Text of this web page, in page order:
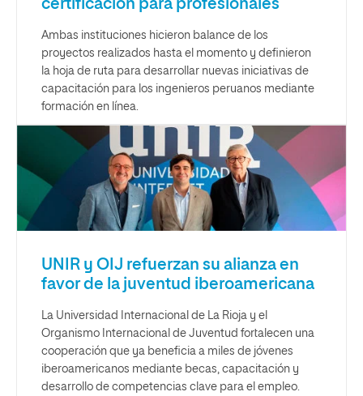
certificación para profesionales
Ambas instituciones hicieron balance de los
proyectos realizados hasta el momento y definieron
la hoja de ruta para desarrollar nuevas iniciativas de
capacitación para los ingenieros peruanos mediante
formación en línea.
UNIR y OIJ refuerzan su alianza en
favor de la juventud iberoamericana
La Universidad Internacional de La Rioja y el
Organismo Internacional de Juventud fortalecen una
cooperación que ya beneficia a miles de jóvenes
iberoamericanos mediante becas, capacitación y
desarrollo de competencias clave para el empleo.